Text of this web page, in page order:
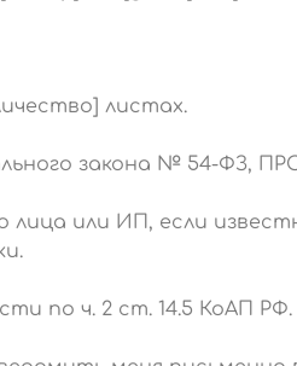
листах.
закона № 54-ФЗ,
или ИП, если
по ч. 2 ст. 14.5 КоАП РФ.